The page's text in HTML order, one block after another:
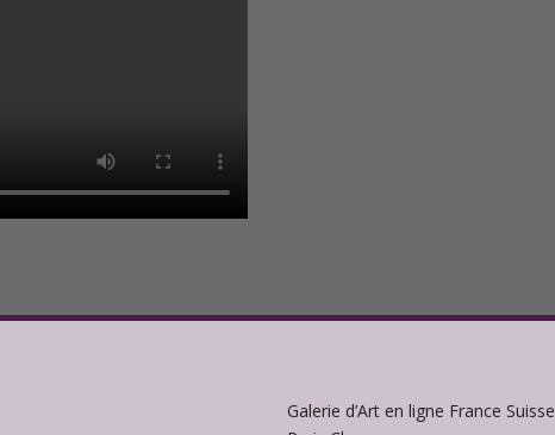
Galerie d’Art en ligne France Suisse